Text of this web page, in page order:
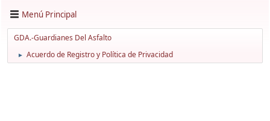
Menú Principal
GDA.-Guardianes Del Asfalto
► Acuerdo de Registro y Política de Privacidad